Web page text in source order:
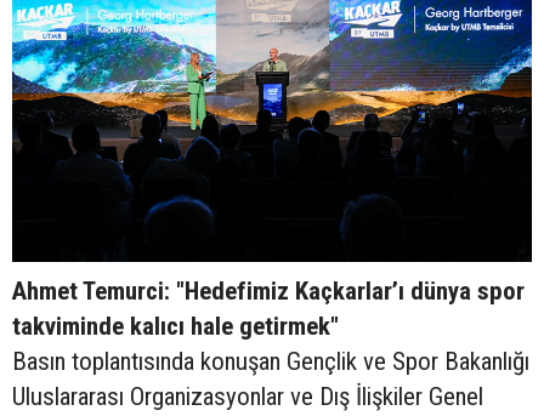
Ahmet Temurci: "Hedefimiz Kaçkarlar’ı dünya spor
takviminde kalıcı hale getirmek"
Basın toplantısında konuşan Gençlik ve Spor Bakanlığı
Uluslararası Organizasyonlar ve Dış İlişkiler Genel